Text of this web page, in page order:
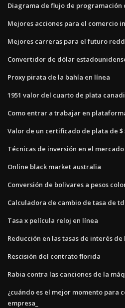
Diagrama de flujo de programación
Mejores acciones para el comercio
Mejores carreras para el futuro
Convertidor de dólar
Proxy pirata de la bahía en línea
1951 valor del cuarto de plata
Como entrar a trabajar en
Valor de un certificado de plata de $
Técnicas de inversión en el
Online black market australia
Conversión de bolivares a pesos
Calculadora de cambio de tasa de td
Tasa x película reloj en línea
Reducción en las tasas de interés
Rescisión del contrato florida
Rabia contra las canciones de la
¿cuándo es el mejor momento para
empresa_